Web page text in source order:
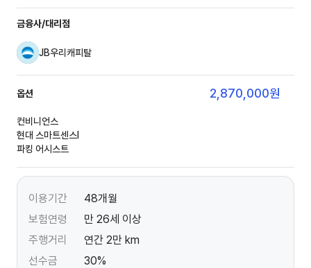
금융사/대리점
JB우리캐피탈
옵션 2,870,000원
컨비니언스
현대 스마트센스Ⅰ
파킹 어시스트
이용기간
48개월
보험연령
만 26세 이상
주행거리
연간 2만 km
선수금
30%